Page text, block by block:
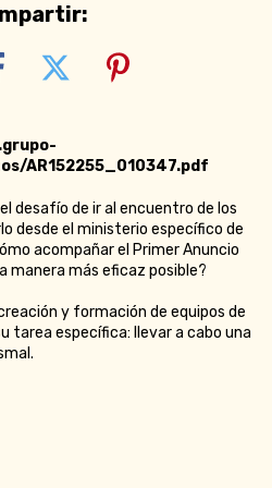
AR152255_010347.pdf
desafío de ir al encuentro de los
desde el ministerio específico de
acompañar el Primer Anuncio
manera más eficaz posible?
y formación de equipos de
tarea específica: llevar a cabo una